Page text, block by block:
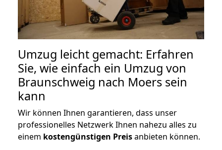
Umzug leicht gemacht: Erfahren
Sie, wie einfach ein Umzug von
Braunschweig nach Moers sein
kann
Wir können Ihnen garantieren, dass unser
professionelles Netzwerk Ihnen nahezu alles zu
einem kostengünstigen Preisanbieten können.